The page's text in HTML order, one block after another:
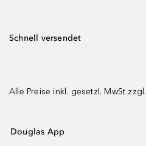
Schnell versendet
Alle Preise inkl. gesetzl. MwSt zzgl.
Douglas App